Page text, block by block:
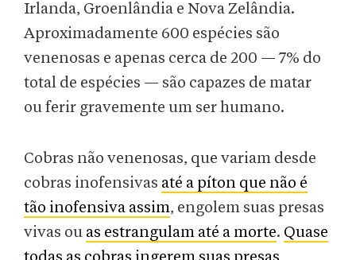
Irlanda, Groenlândia e Nova Zelândia.
Aproximadamente 600 espécies são
venenosas e apenas cerca de 200 — 7% do
total de espécies — são capazes de matar
ou ferir gravemente um ser humano.
Cobras não venenosas, que variam desde
cobras inofensivas até a píton que não é
tão inofensiva assim, engolem suas presas
vivas ou as estrangulam até a morte. Quase